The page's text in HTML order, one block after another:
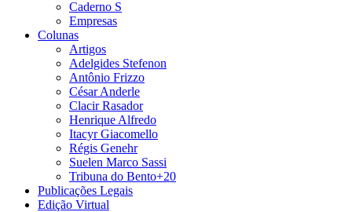
Caderno S
Empresas
Colunas
Artigos
Adelgides Stefenon
Antônio Frizzo
César Anderle
Clacir Rasador
Henrique Alfredo
Itacyr Giacomello
Régis Genehr
Suelen Marco Sassi
Tribuna do Bento+20
Publicações Legais
Edição Virtual